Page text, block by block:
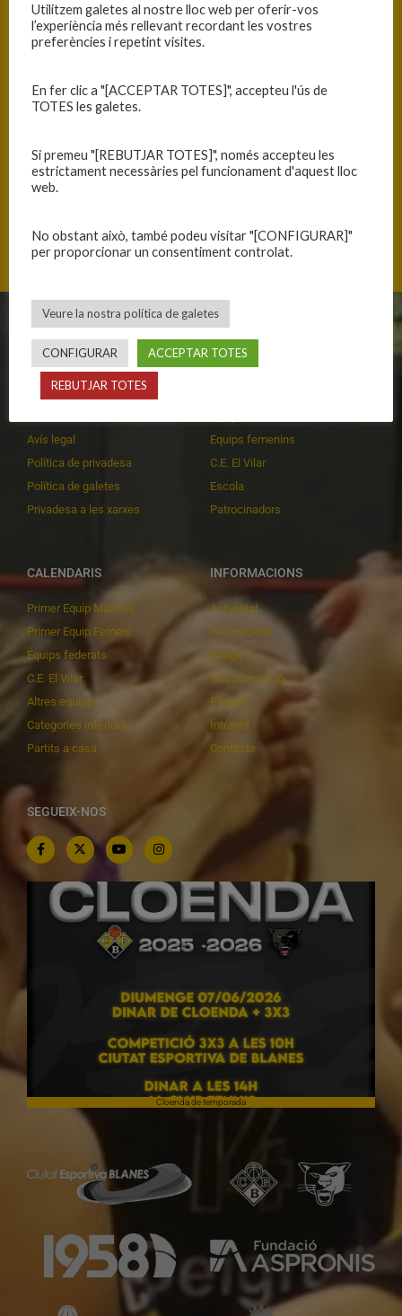
Carrer del Jardí 72-74, 08202 Sabadell, Catalunya
Història
Organització
Avís legal
Política de privadesa
Política de galetes
Privadesa a les xarxes
Primer equip masculí
Equips femenins
C.E. El Vilar
Escola
Patrocinadors
CALENDARIS
Primer Equip Masculí
Primer Equip Femení
Equips federats
C.E. El Vilar
Altres equips
Categories inferiors
Partits a casa
INFORMACIONS
Actualitat
Inscripcions
Botiga
Documentació
Playoff
Intranet
Contacte
SEGUEIX-NOS
Cloenda de temporada
Utilitzem galetes al nostre lloc web per oferir-vos
l’experiència més rellevant recordant les vostres
preferències i repetint visites.
En fer clic a "[ACCEPTAR TOTES]", accepteu l'ús de
TOTES les galetes.
Si premeu "[REBUTJAR TOTES]", només accepteu les
estrictament necessàries pel funcionament d'aquest lloc
web.
No obstant això, també podeu visitar "[CONFIGURAR]"
per proporcionar un consentiment controlat.
Veure la nostra política de galetes
CONFIGURAR ACCEPTAR TOTES
REBUTJAR TOTES